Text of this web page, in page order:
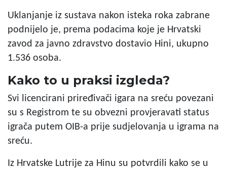
Uklanjanje iz sustava nakon isteka roka zabrane
podnijelo je, prema podacima koje je Hrvatski
zavod za javno zdravstvo dostavio Hini, ukupno
1.536 osoba.
Kako to u praksi izgleda?
Svi licencirani priređivači igara na sreću povezani
su s Registrom te su obvezni provjeravati status
igrača putem OIB-a prije sudjelovanja u igrama na
sreću.
Iz Hrvatske Lutrije za Hinu su potvrdili kako se u